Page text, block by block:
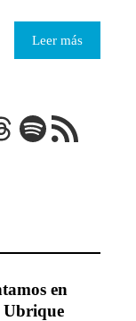
Leer más
Spotify
Feed RSS
en
Ubrique